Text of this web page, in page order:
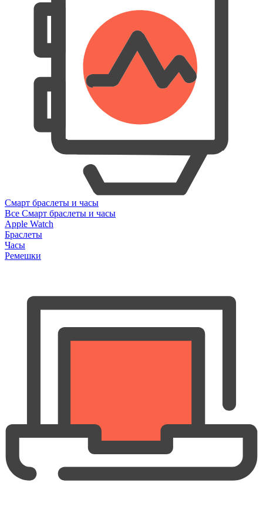
Смарт браслеты и часы
Все Смарт браслеты и часы
Apple Watch
Браслеты
Часы
Ремешки